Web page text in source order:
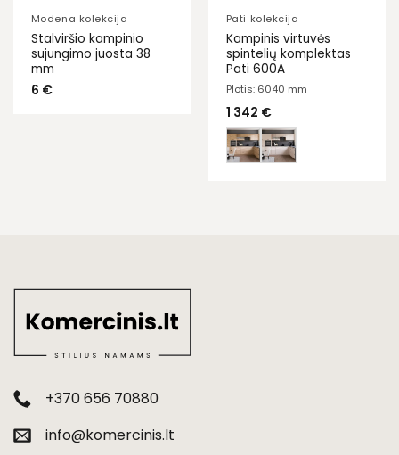
Modena kolekcija
Stalviršio kampinio
sujungimo juosta 38
mm
6 €
Pati kolekcija
Kampinis virtuvės
spintelių komplektas
Pati 600A
Plotis: 6040 mm
1 342 €
+370 656 70880
info@komercinis.lt